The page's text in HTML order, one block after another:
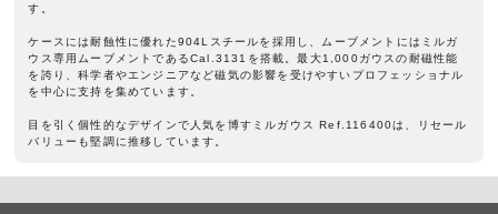
す。
ケースには耐蝕性に優れた904Lスチールを採用し、ムーブメントにはミルガ
ウス専用ムーブメントであるCal.3131を搭載。最大1,000ガウスの耐磁性能
を誇り、科学者やエンジニアなど磁気の影響を受けやすいプロフェッショナル
を中心に支持を集めています。
目を引く個性的なデザインで人気を博すミルガウス Ref.116400は、リセール
バリューも堅調に推移しています。